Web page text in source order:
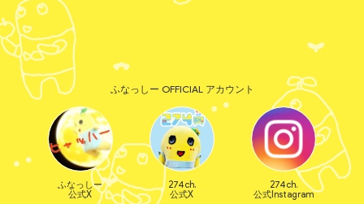
ふなっしー OFFICIAL アカウント
ふなっしー
公式X
274ch.
公式X
274ch.
公式Instagram